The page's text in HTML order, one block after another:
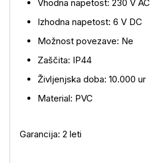
Vhodna napetost: 230 V AC
Izhodna napetost: 6 V DC
Možnost povezave: Ne
Zaščita: IP44
Življenjska doba: 10.000 ur
Material: PVC
Garancija: 2 leti